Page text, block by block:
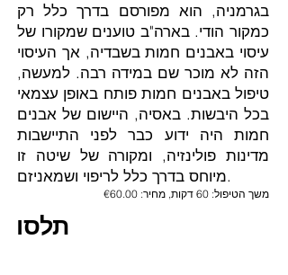
תלסו
בגרמניה, הוא מפורסם בדרך כלל רק
כמקור הודי. בארה"ב טוענים שמקורו של
עיסוי באבנים חמות בשבדיה, אך העיסוי
הזה לא מוכר שם במידה רבה. למעשה,
טיפול באבנים חמות פותח באופן עצמאי
בכל היבשות. באסיה, היישום של אבנים
חמות היה ידוע כבר לפני התיישבות
מדינות פולינזיה, ומקורה של שיטה זו
מיוחס בדרך כלל לריפוי ושמאניזם.
משך הטיפול: 60 דקות, מחיר: €60.00